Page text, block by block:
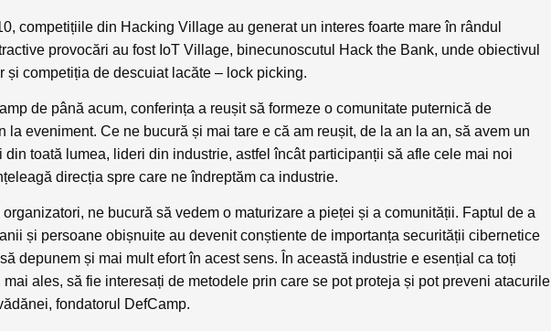
competițiile din Hacking Village au generat un interes foarte mare în rândul
provocări au fost IoT Village, binecunoscutul Hack the Bank, unde obiectivul
și competiția de descuiat lacăte – lock picking.
de până acum, conferința a reușit să formeze o comunitate puternică de
la eveniment. Ce ne bucură și mai tare e că am reușit, de la an la an, să avem un
din toată lumea, lideri din industrie, astfel încât participanții să afle cele mai noi
direcția spre care ne îndreptăm ca industrie.
ne bucură să vedem o maturizare a pieței și a comunității. Faptul de a
și persoane obișnuite au devenit conștiente de importanța securității cibernetice
depunem și mai mult efort în acest sens. În această industrie e esențial ca toți
ales, să fie interesați de metodele prin care se pot proteja și pot preveni atacurile
fondatorul DefCamp.